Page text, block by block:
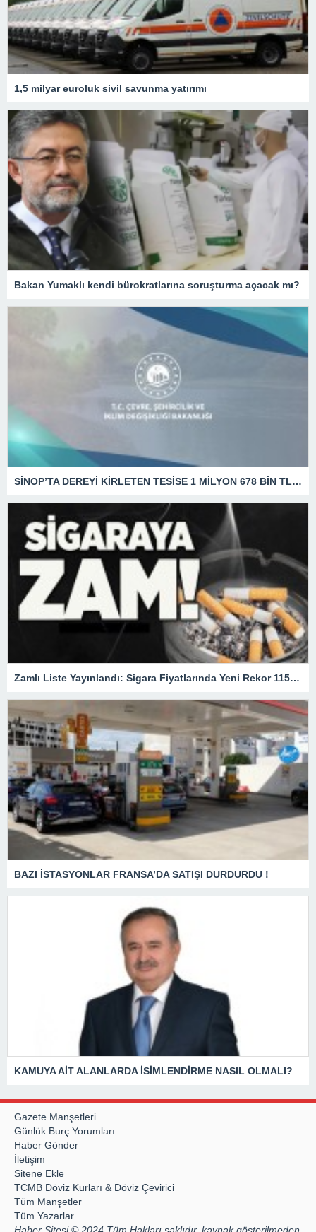
1,5 milyar euroluk sivil savunma yatırımı
Bakan Yumaklı kendi bürokratlarına soruşturma açacak mı?
SİNOP’TA DEREYİ KİRLETEN TESİSE 1 MİLYON 678 BİN TL CEZA
Zamlı Liste Yayınlandı: Sigara Fiyatlarında Yeni Rekor 115 TL
BAZI İSTASYONLAR FRANSA’DA SATIŞI DURDURDU !
KAMUYA AİT ALANLARDA İSİMLENDİRME NASIL OLMALI?
Gazete Manşetleri
Günlük Burç Yorumları
Haber Gönder
İletişim
Sitene Ekle
TCMB Döviz Kurları & Döviz Çevirici
Tüm Manşetler
Tüm Yazarlar